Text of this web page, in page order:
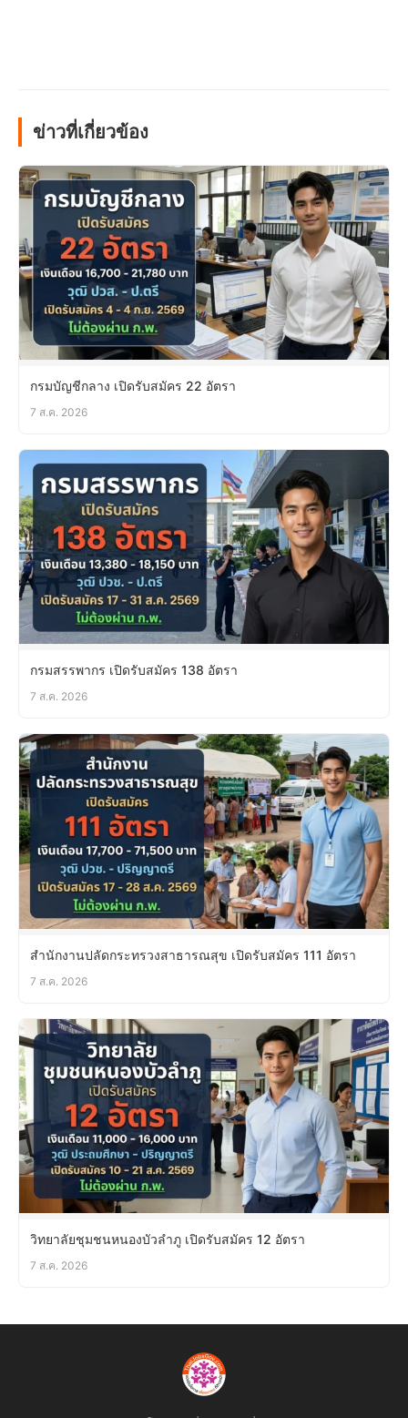
ข่าวที่เกี่ยวข้อง
กรมบัญชีกลาง เปิดรับสมัคร 22 อัตรา
7 ส.ค. 2026
กรมสรรพากร เปิดรับสมัคร 138 อัตรา
7 ส.ค. 2026
สำนักงานปลัดกระทรวงสาธารณสุข เปิดรับสมัคร 111 อัตรา
7 ส.ค. 2026
วิทยาลัยชุมชนหนองบัวลำภู เปิดรับสมัคร 12 อัตรา
7 ส.ค. 2026